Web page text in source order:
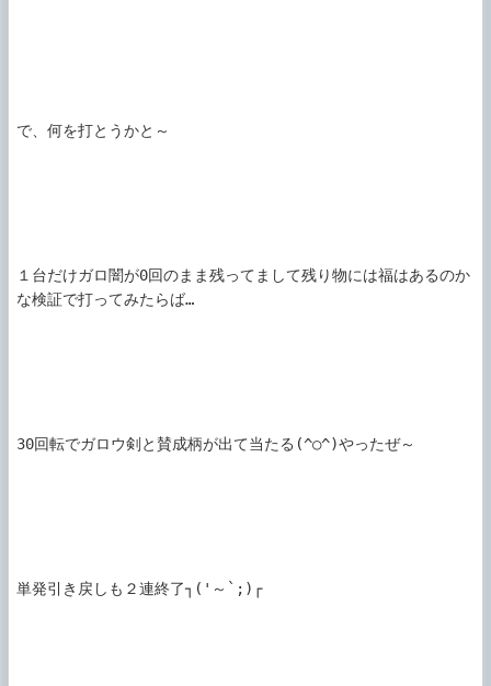
で、何を打とうかと～
１台だけガロ闇が0回のまま残ってまして残り物には福はあるのか
な検証で打ってみたらば…
30回転でガロウ剣と賛成柄が出て当たる(^○^)やったぜ～
単発引き戻しも２連終了┐('～`;)┌